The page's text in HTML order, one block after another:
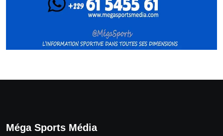
Méga Sports Média